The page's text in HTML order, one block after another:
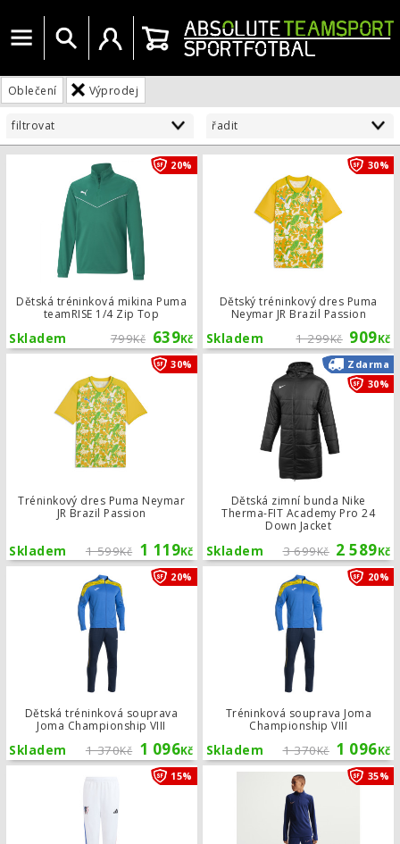
Menu Vyhledat Uživatelský účet
Košík
Oblečení Výprodej
filtrovat řadit
Dětská tréninková mikina Puma
teamRISE 1/4 Zip Top
799Kč 639Kč
Skladem
20% Dětská tréninková mikina Puma
Dětský tréninkový dres Puma
Neymar JR Brazil Passion
1 299Kč 909Kč
Skladem
30%
Tréninkový dres Puma Neymar
JR Brazil Passion
1 599Kč 1 119Kč
Skladem
30% Tréninkový dres Puma Neymar JR
Dětská zimní bunda Nike
Therma-FIT Academy Pro 24
Down Jacket
3 699Kč 2 589Kč
Skladem
Zdarma
30%
Dětská tréninková souprava
Joma Championship VIII
1 370Kč 1 096Kč
Skladem
20% Dětská tréninková souprava Joma
Tréninková souprava Joma
Championship VIII
1 370Kč 1 096Kč
Skladem
20%
15% Dětské kalhoty adidas Jude 35%